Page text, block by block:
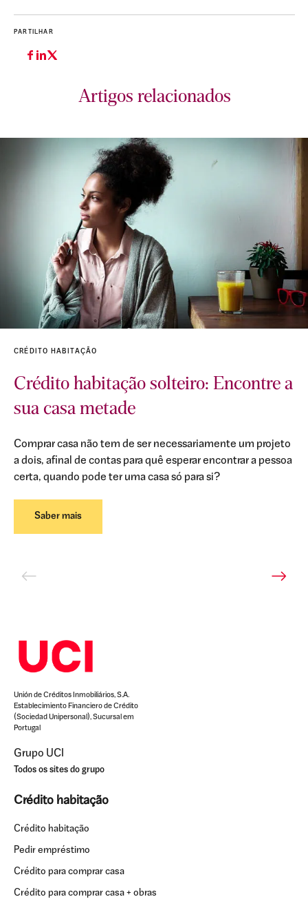
PARTILHAR
Artigos relacionados
CRÉDITO HABITAÇÃO
Crédito habitação solteiro: Encontre a
sua casa metade
Comprar casa não tem de ser necessariamente um projeto
a dois, afinal de contas para quê esperar encontrar a pessoa
certa, quando pode ter uma casa só para si?
Saber mais
Unión de Créditos Inmobiliários, S.A.
Establecimiento Financiero de Crédito
(Sociedad Unipersonal), Sucursal em
Portugal
Grupo UCI
Todos os sites do grupo
Crédito habitação
Crédito habitação
Pedir empréstimo
Crédito para comprar casa
Crédito para comprar casa + obras